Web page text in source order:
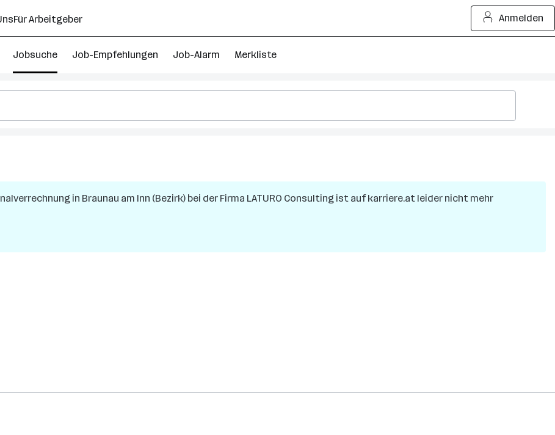
Für Arbeitgeber Anmelden
Jobsuche Job-Empfehlungen Job-Alarm Merkliste
in Braunau am Inn (Bezirk) bei der Firma LATURO Consulting ist auf karriere.at leider nicht mehr